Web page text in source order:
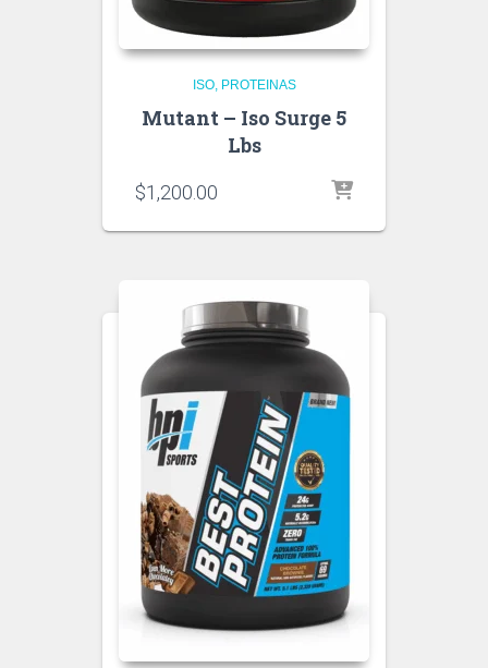
ISO PROTEINAS
Mutant – Iso Surge 5
Lbs
$1,200.00